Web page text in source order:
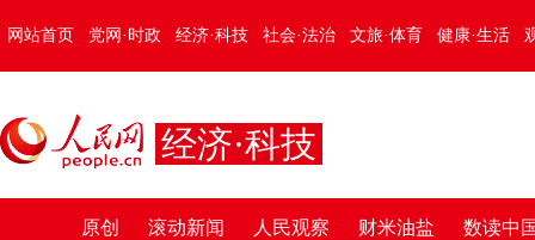
网站首页 党网·时政 经济·科技 社会·法治 文旅·体育 健康·生活
经济·科技
原创 滚动新闻 人民观察 财米油盐 数读中